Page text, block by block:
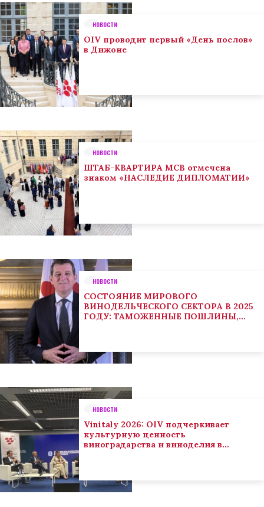
НОВОСТИ
OIV проводит первый «День послов»
в Дижоне
НОВОСТИ
ШТАБ-КВАРТИРА МСВ отмечена
знаком «НАСЛЕДИЕ ДИПЛОМАТИИ»
НОВОСТИ
СОСТОЯНИЕ МИРОВОГО
ВИНОДЕЛЬЧЕСКОГО СЕКТОРА В 2025
ГОДУ: ТАМОЖЕННЫЕ ПОШЛИНЫ,
НОВОСТИ
Vinitaly 2026: OIV подчеркивает
культурную ценность
виноградарства и виноделия в